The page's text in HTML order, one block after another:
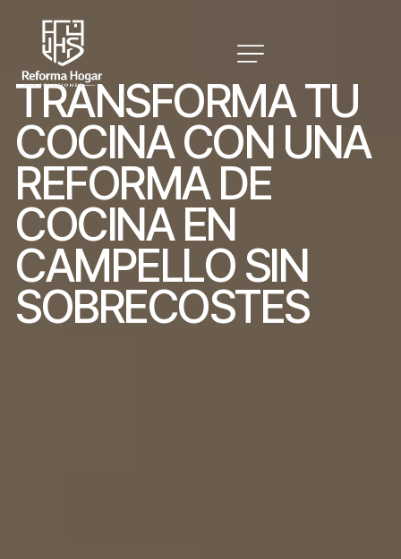
TRANSFORMATU
COCINA CON UNA
REFORMA DE
COCINA EN
CAMPELLO SIN
SOBRECOSTES